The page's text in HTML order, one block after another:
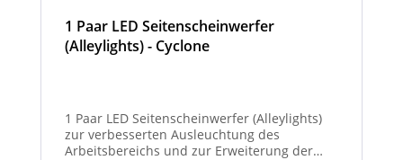
1 Paar LED Seitenscheinwerfer
(Alleylights) - Cyclone
1 Paar LED Seitenscheinwerfer (Alleylights)
zur verbesserten Ausleuchtung des
Arbeitsbereichs und zur Erweiterung der